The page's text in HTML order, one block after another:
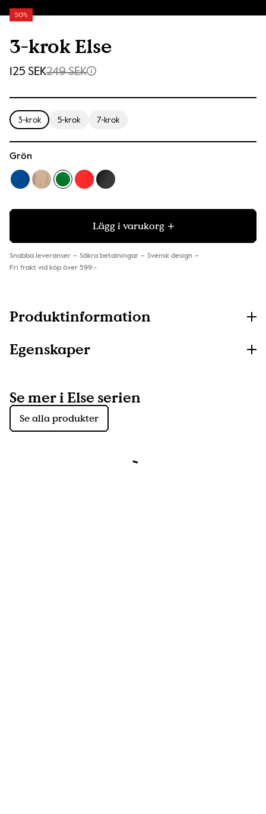
3-krok Else
50%
125 SEK249 SEK
3-krok 5-krok 7-krok
Grön
Lägg i varukorg
Snabba leveranser Säkra betalningar
Svensk design
Fri frakt vid köp över 599:-
Produktinformation
Egenskaper
Se mer i Else serien
Se alla produkter